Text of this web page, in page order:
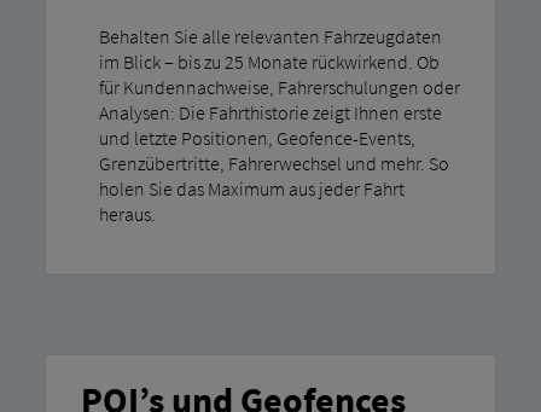
Behalten Sie alle relevanten Fahrzeugdaten
im Blick – bis zu 25 Monate rückwirkend. Ob
für Kundennachweise, Fahrerschulungen oder
Analysen: Die Fahrthistorie zeigt Ihnen erste
und letzte Positionen, Geofence-Events,
Grenzübertritte, Fahrerwechsel und mehr. So
holen Sie das Maximum aus jeder Fahrt
heraus.
POI’s und Geofences